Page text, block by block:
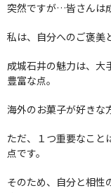
突然ですが…皆さんは
私は、自分へのご褒美
成城石井の魅力は、大
豊富な点。
海外のお菓子が好きな
ただ、１つ重要なこと
点です。
そのため、自分と相性